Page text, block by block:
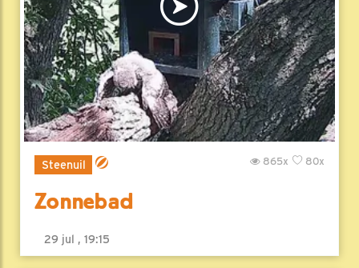
Steenuil 80x
865x
Zonnebad
29 jul , 19:15